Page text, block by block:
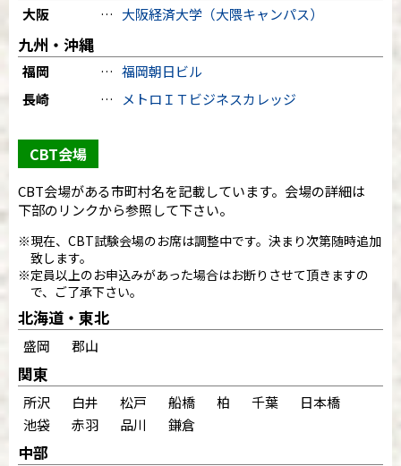
大阪 … 大阪経済大学（大隈キャンパス）
九州・沖縄
福岡 … 福岡朝日ビル
長崎
… メトロＩＴビジネスカレッジ
CBT会場
CBT会場がある市町村名を記載しています。会場の詳細は
下部のリンクから参照して下さい。
※現在、CBT試験会場のお席は調整中です。決まり次第随時追加
致します。
※定員以上のお申込みがあった場合はお断りさせて頂きますの
で、ご了承下さい。
北海道・東北
盛岡 郡山
関東
所沢 白井 松戸 船橋 柏 千葉
日本橋
池袋
赤羽 品川 鎌倉
中部